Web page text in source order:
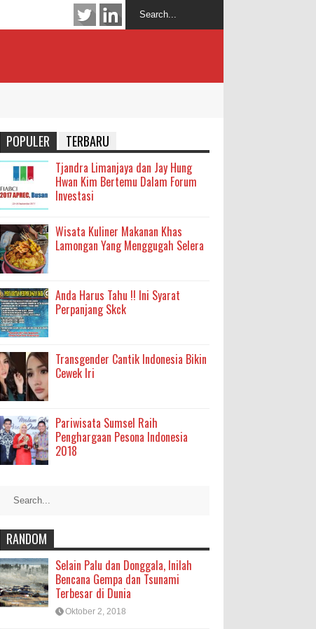
POPULER TERBARU
Tjandra Limanjaya dan Jay Hung
Hwan Kim Bertemu Dalam Forum
Investasi
Wisata Kuliner Makanan Khas
Lamongan Yang Menggugah Selera
Anda Harus Tahu !! Ini Syarat
Perpanjang Skck
Transgender Cantik Indonesia Bikin
Cewek Iri
Pariwisata Sumsel Raih
Penghargaan Pesona Indonesia
2018
RANDOM
Selain Palu dan Donggala, Inilah
Bencana Gempa dan Tsunami
Terbesar di Dunia
Oktober 2, 2018